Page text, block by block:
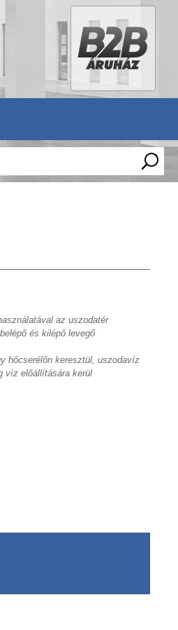
az uszodatér
és kilépő levegő
hőcserélőn keresztül, uszodavíz
víz előállítására kerül